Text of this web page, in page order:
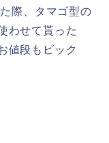
際、タマゴ型の
わせて貰った
値段もビック